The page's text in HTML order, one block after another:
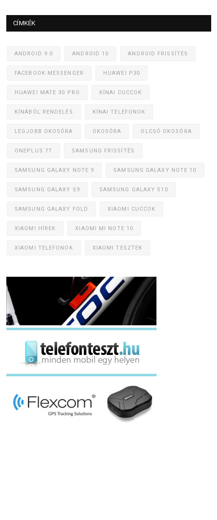
CÍMKÉK
ANDROID 9.0 ANDROID 10 ANDROID FRISSÍTÉS
FACEBOOK MESSENGER HUAWEI P30
HUAWEI MATE 30 PRO KÍNAI CUCCOK
KÍNÁBÓL RENDELÉS KÍNAI TELEFONOK
LEGJOBB OKOSÓRA OKOSÓRA OLCSÓ OKOSÓRA
ONEPLUS 7T SAMSUNG FRISSÍTÉS
SAMSUNG GALAXY NOTE 9 SAMSUNG GALAXY NOTE 10
SAMSUNG GALAXY S9 SAMSUNG GALAXY S10
SAMSUNG GALAXY FOLD XIAOMI CUCCOK
XIAOMI HÍREK XIAOMI MI NOTE 10
XIAOMI TELEFONOK XIAOMI TESZTEK